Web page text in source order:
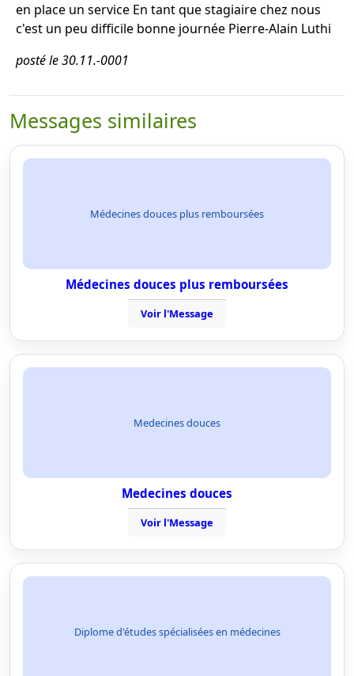
en place un service En tant que stagiaire chez nous
c'est un peu difficile bonne journée Pierre-Alain Luthi
posté le 30.11.-0001
Messages similaires
Médecines douces plus remboursées
Médecines douces plus remboursées
Voir l'Message
Medecines douces
Medecines douces
Voir l'Message
Diplome d'études spécialisées en médecines